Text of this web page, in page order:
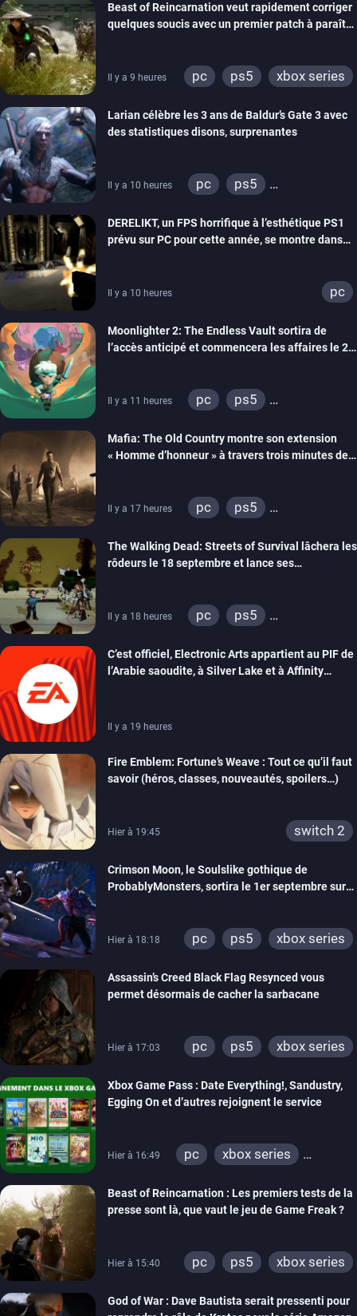
Beast of Reincarnation veut rapidement corriger
quelques soucis avec un premier patch à paraître
Il y a 9 heures pc ps5 xbox series
Larian célèbre les 3 ans de Baldur’s Gate 3 avec
des statistiques disons, surprenantes
Il y a 10 heures pc
ps5
DERELIKT, un FPS horrifique à l’esthétique PS1
prévu sur PC pour cette année, se montre dans
Il y a 10 heures pc
Moonlighter 2: The Endless Vault sortira de
l’accès anticipé et commencera les affaires le 2
Il y a 11 heures pc
ps5
Mafia: The Old Country montre son extension
« Homme d’honneur » à travers trois minutes de
Il y a 17 heures pc
ps5
The Walking Dead: Streets of Survival lâchera les
rôdeurs le 18 septembre et lance ses
Il y a 18 heures pc
ps5
switch 2
C’est officiel, Electronic Arts appartient au PIF de
l’Arabie saoudite, à Silver Lake et à Affinity
Il y a 19 heures
Fire Emblem: Fortune’s Weave : Tout ce qu’il faut
savoir (héros, classes, nouveautés, spoilers…)
Hier à 19:45 switch 2
Crimson Moon, le Soulslike gothique de
ProbablyMonsters, sortira le 1er septembre sur
Hier à 18:18 pc ps5 xbox series
Assassin’s Creed Black Flag Resynced vous
permet désormais de cacher la sarbacane
Hier à 17:03 pc ps5 xbox series
Xbox Game Pass : Date Everything!, Sandustry,
Egging On et d’autres rejoignent le service
Hier à 16:49 pc
xbox series
Beast of Reincarnation : Les premiers tests de la
presse sont là, que vaut le jeu de Game Freak ?
Hier à 15:40 pc ps5 xbox series
God of War : Dave Bautista serait pressenti pour